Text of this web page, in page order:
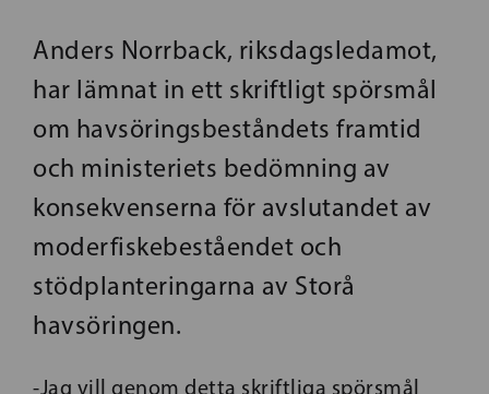
Anders Norrback, riksdagsledamot,
har lämnat in ett skriftligt spörsmål
om havsöringsbeståndets framtid
och ministeriets bedömning av
konsekvenserna för avslutandet av
moderfiskebeståendet och
stödplanteringarna av Storå
havsöringen.
-Jag vill genom detta skriftliga spörsmål